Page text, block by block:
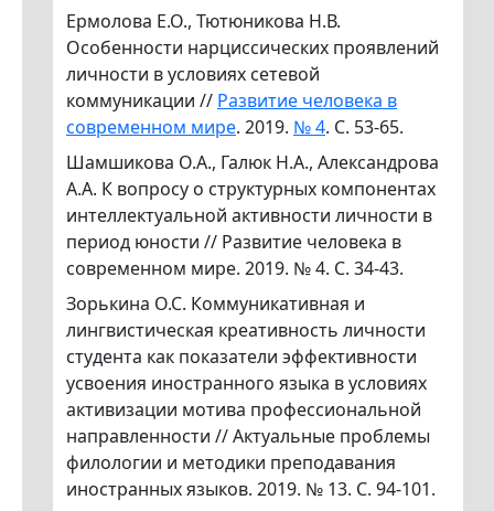
Ермолова Е.О., Тютюникова Н.В.
Особенности нарциссических проявлений
личности в условиях сетевой
коммуникации // Развитие человека в
современном мире. 2019. № 4. С. 53-65.
Шамшикова О.А., Галюк Н.А., Александрова
А.А. К вопросу о структурных компонентах
интеллектуальной активности личности в
период юности // Развитие человека в
современном мире. 2019. № 4. С. 34-43.
Зорькина О.С. Коммуникативная и
лингвистическая креативность личности
студента как показатели эффективности
усвоения иностранного языка в условиях
активизации мотива профессиональной
направленности // Актуальные проблемы
филологии и методики преподавания
иностранных языков. 2019. № 13. С. 94-101.